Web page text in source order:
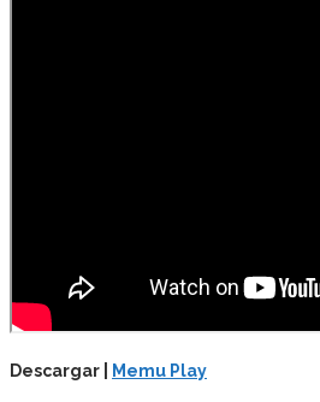
Descargar | Memu Play